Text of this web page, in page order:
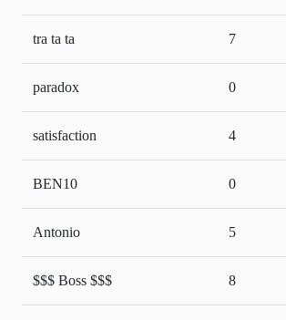
tra ta ta 7
paradox 0
satisfaction 4
BEN10 0
Antonio 5
$$$ Boss $$$ 8